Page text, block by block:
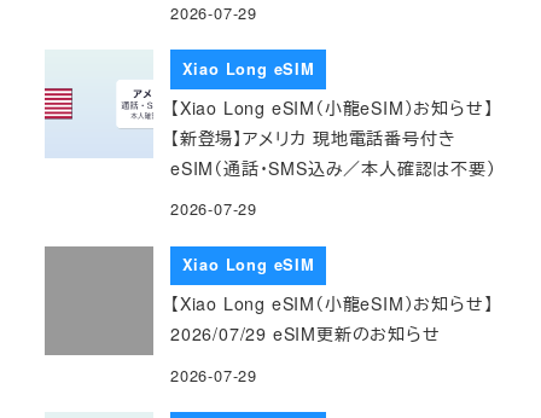
2026-07-29
Xiao Long eSIM
【Xiao Long eSIM（小龍eSIM）お知らせ】
【新登場】アメリカ 現地電話番号付き
eSIM（通話・SMS込み／本人確認は不要）
2026-07-29
Xiao Long eSIM
【Xiao Long eSIM（小龍eSIM）お知らせ】
2026/07/29 eSIM更新のお知らせ
2026-07-29